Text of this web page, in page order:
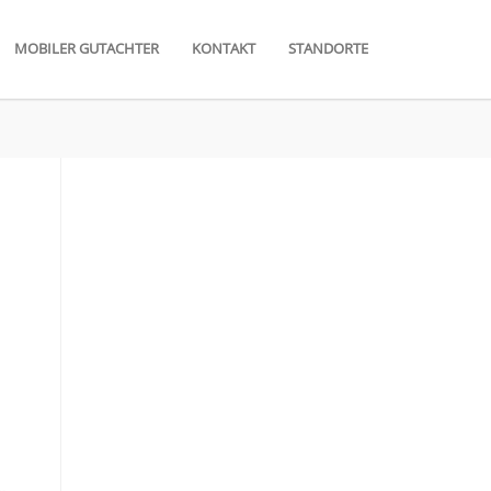
MOBILER GUTACHTER KONTAKT STANDORTE